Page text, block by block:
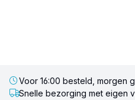
Voor 16:00 besteld, morgen
Snelle bezorging met eigen